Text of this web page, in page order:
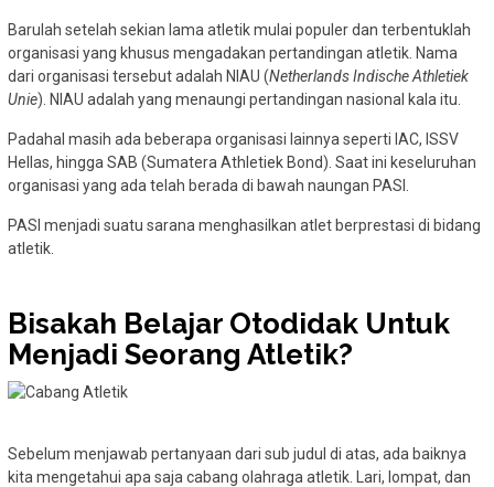
Barulah setelah sekian lama atletik mulai populer dan terbentuklah
organisasi yang khusus mengadakan pertandingan atletik. Nama
dari organisasi tersebut adalah NIAU (Netherlands Indische Athletiek
Unie). NIAU adalah yang menaungi pertandingan nasional kala itu.
Padahal masih ada beberapa organisasi lainnya seperti IAC, ISSV
Hellas, hingga SAB (Sumatera Athletiek Bond). Saat ini keseluruhan
organisasi yang ada telah berada di bawah naungan PASI.
PASI menjadi suatu sarana menghasilkan atlet berprestasi di bidang
atletik.
Bisakah Belajar Otodidak Untuk
Menjadi Seorang Atletik?
Sebelum menjawab pertanyaan dari sub judul di atas, ada baiknya
kita mengetahui apa saja cabang olahraga atletik. Lari, lompat, dan